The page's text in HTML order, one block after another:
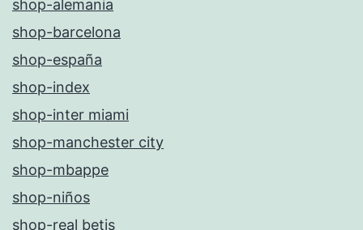
shop-alemania
shop-barcelona
shop-españa
shop-index
shop-inter miami
shop-manchester city
shop-mbappe
shop-niños
shop-real betis